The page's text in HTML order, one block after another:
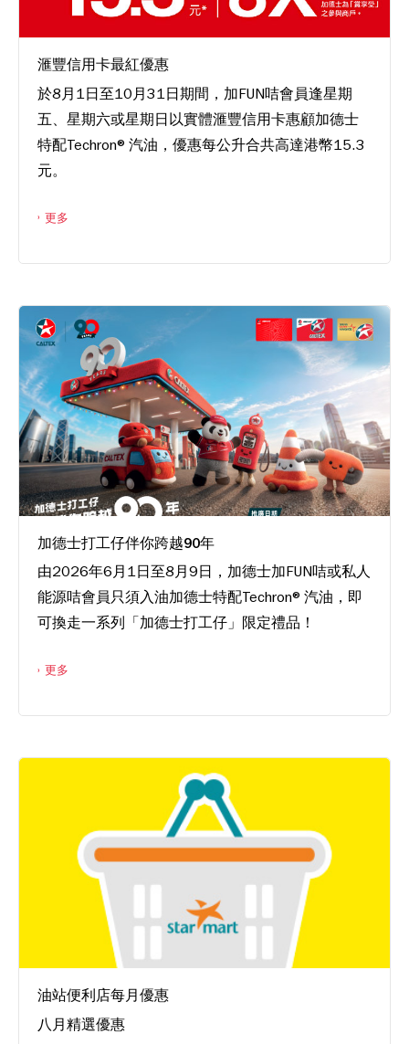
滙豐信用卡最紅優惠
於8月1日至10月31日期間，加FUN咭會員逢星期
五、星期六或星期日以實體滙豐信用卡惠顧加德士
特配Techron®汽油，優惠每公升合共高達港幣15.3
元。
更多
加德士打工仔伴你跨越90年
由2026年6月1日至8月9日，加德士加FUN咭或私人
能源咭會員只須入油加德士特配Techron®汽油，即
可換走一系列「加德士打工仔」限定禮品！
更多
油站便利店每月優惠
八月精選優惠